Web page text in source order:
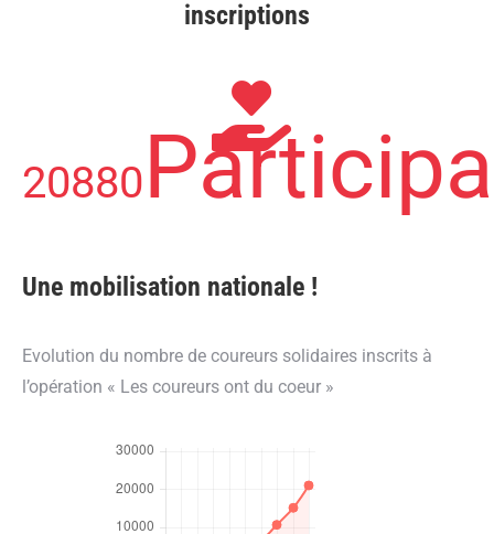
inscriptions
20953
Une mobilisation nationale !
Evolution du nombre de coureurs solidaires inscrits à
l’opération « Les coureurs ont du coeur »